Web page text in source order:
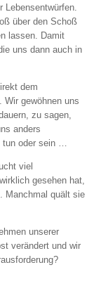
Lebensentwürfen.
über den Schoß
lassen. Damit
uns dann auch in
dem
Wir gewöhnen uns
zu sagen,
anders
tun oder sein …
viel
gesehen hat,
Manchmal quält sie
unserer
verändert und wir